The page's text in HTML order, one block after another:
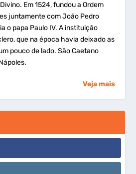
Em 1524, fundou a Ordem
juntamente com João Pedro
o papa Paulo IV. A instituição
que na época havia deixado as
pouco de lado. São Caetano
Veja mais